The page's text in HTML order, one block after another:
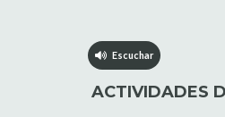
Escuchar
ACTIVIDADES